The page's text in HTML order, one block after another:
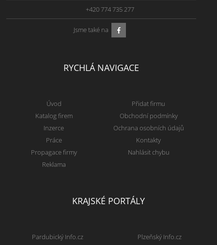
+420 774 735 277
Jsme také na
RYCHLÁ NAVIGACE
Úvod
Katalog firem
Inzerce
Práce
Propagace firmy
Reklama
Přidat firmu
Obchodní podmínky
Ochrana osobních údajů
Kontakty
Nahlásit chybu
KRAJSKÉ PORTÁLY
Pardubický Info.cz
Plzeňský Info.cz